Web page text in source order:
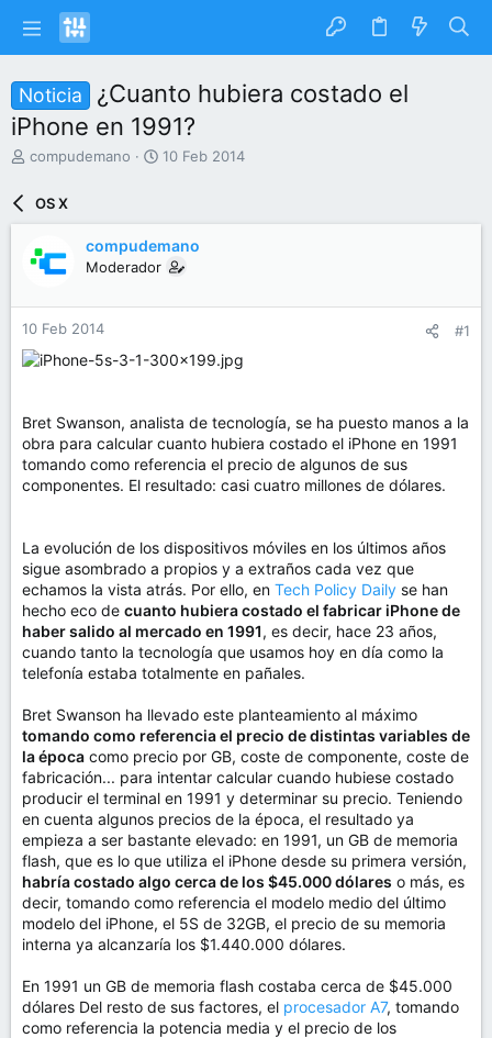
Noticia
¿Cuanto hubiera costado el
iPhone en 1991?
I
a
r
d
e
l
m
a
compudemano
F
d
e
n
c
10 Feb 2014
OS X
compudemano
Moderador
10 Feb 2014 #1
Bret Swanson, analista de tecnología, se ha puesto manos a la
obra para calcular cuanto hubiera costado el iPhone en 1991
tomando como referencia el precio de algunos de sus
componentes. El resultado: casi cuatro millones de dólares.
La evolución de los dispositivos móviles en los últimos años
sigue asombrado a propios y a extraños cada vez que
echamos la vista atrás. Por ello, en Tech Policy Daily se han
hecho eco de cuanto hubiera costado el fabricar iPhone de
haber salido al mercado en 1991, es decir, hace 23 años,
cuando tanto la tecnología que usamos hoy en día como la
telefonía estaba totalmente en pañales.
Bret Swanson ha llevado este planteamiento al máximo
tomando como referencia el precio de distintas variables de
la época como precio por GB, coste de componente, coste de
fabricación... para intentar calcular cuando hubiese costado
producir el terminal en 1991 y determinar su precio. Teniendo
en cuenta algunos precios de la época, el resultado ya
empieza a ser bastante elevado: en 1991, un GB de memoria
flash, que es lo que utiliza el iPhone desde su primera versión,
habría costado algo cerca de los $45.000 dólares o más, es
decir, tomando como referencia el modelo medio del último
modelo del iPhone, el 5S de 32GB, el precio de su memoria
interna ya alcanzaría los $1.440.000 dólares.
En 1991 un GB de memoria flash costaba cerca de $45.000
dólares Del resto de sus factores, el procesador A7, tomando
como referencia la potencia media y el precio de los